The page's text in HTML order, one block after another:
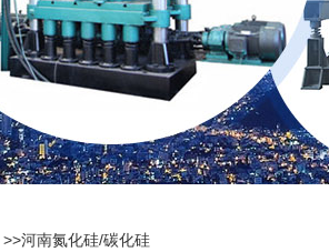
>>河南氮化硅/碳化硅